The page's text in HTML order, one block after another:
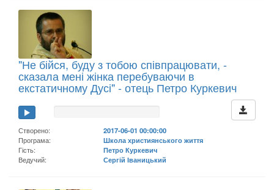
"Не бійся, буду з тобою співпрацювати, -
сказала мені жінка перебуваючи в
екстатичному Дусі" - отець Петро Куркевич
Створено:
2017-06-01 00:00:00
Програма:
Школа християнського життя
Гість:
Петро Куркевич
Ведучий:
Сергій Іваницький